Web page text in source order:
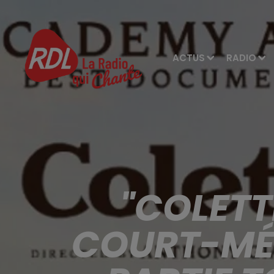
ACTUS RADIO
COURT-